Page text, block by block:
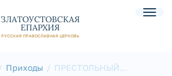
ЗЛАТОУСТОВСКАЯ
ЕПАРХИЯ
РУССКАЯ ПРАВОСЛАВНАЯ ЦЕРКОВЬ
Приходы
ПРЕСТОЛЬНЫЙ